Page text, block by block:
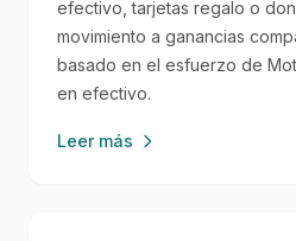
efectivo, tarjetas regalo o
movimiento a ganancias
basado en el esfuerzo de
en efectivo.
Leer más